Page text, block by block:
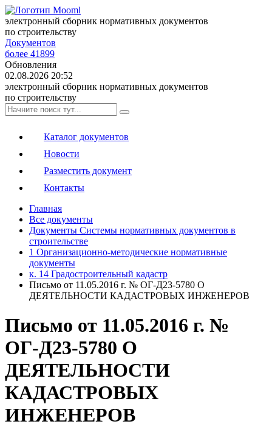
электронный сборник нормативных документов
по строительству
Документов
более 41899
Обновления
02.08.2026 20:52
электронный сборник нормативных документов
по строительству
Каталог документов
Новости
Разместить документ
Контакты
Главная
Все документы
Документы Системы нормативных документов в
строительстве
1 Организационно-методические нормативные
документы
к. 14 Градостроительный кадастр
Письмо от 11.05.2016 г. № ОГ-Д23-5780 О
ДЕЯТЕЛЬНОСТИ КАДАСТРОВЫХ ИНЖЕНЕРОВ
Письмо от 11.05.2016 г. №
ОГ-Д23-5780 О
ДЕЯТЕЛЬНОСТИ
КАДАСТРОВЫХ
ИНЖЕНЕРОВ